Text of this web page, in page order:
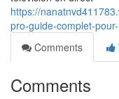
https://
pro-guide-complet-
Comments
Comments